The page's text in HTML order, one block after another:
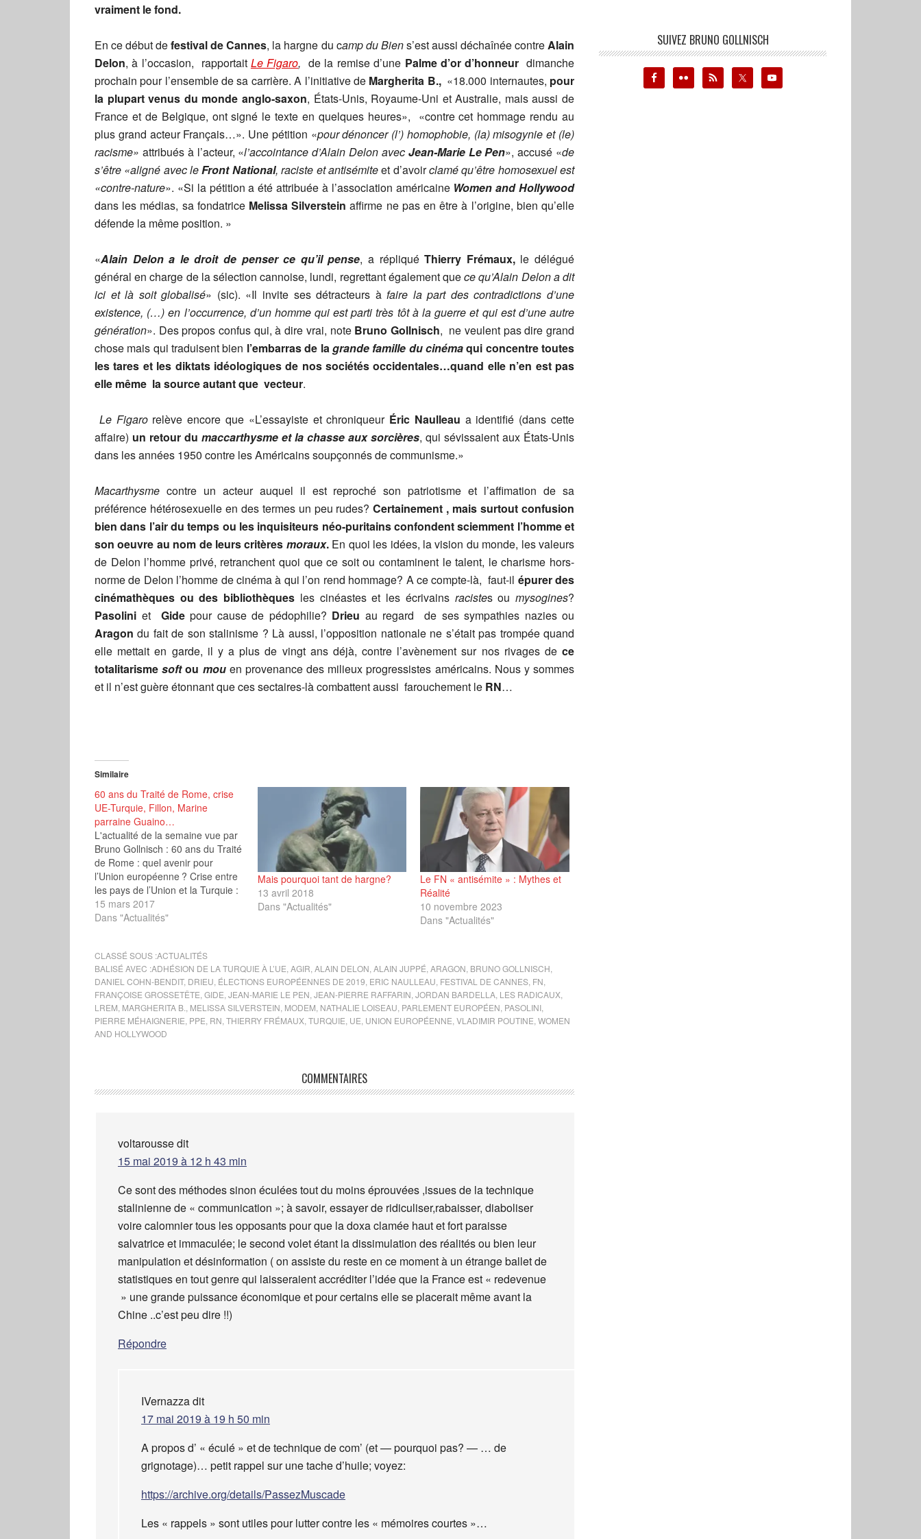
vraiment le fond.
En ce début defestival de Cannes, la hargne du camp du Biens’est aussi déchaînée contreAlain
Delon, à l’occasion, rapportait Le Figaro, de la remise d’une Palme d’or d’honneur dimanche
prochain pour l’ensemble de sa carrière. A l’initiative de Margherita B., «18.000 internautes, pour
la plupart venus du monde anglo-saxon, États-Unis, Royaume-Uni et Australie, mais aussi de
France et de Belgique, ont signé le texte en quelques heures», «contre cet hommage rendu au
plus grand acteur Français…». Une pétition «pour dénoncer (l’) homophobie, (la) misogynie et (le)
racisme» attribués à l’acteur, «l’accointance d’Alain Delon avec Jean-Marie Le Pen», accusé «de
s’être «aligné avec leFront National, raciste et antisémiteet d’avoirclamé qu’être homosexuel est
«contre-nature». «Si la pétition a été attribuée à l’association américaine Women and Hollywood
dans les médias, sa fondatrice Melissa Silverstein affirme ne pas en être à l’origine, bien qu’elle
défende la même position. »
«Alain Delon a le droit de penser ce qu’il pense, a répliquéThierry Frémaux,le délégué
général en charge de la sélection cannoise, lundi, regrettant également quece qu’Alain Delon a dit
ici et là soit globalisé» (sic). «Il invite ses détracteurs àfaire la part des contradictions d’une
existence, (…) en l’occurrence, d’un homme qui est parti très tôt à la guerre et qui est d’une autre
génération». Des propos confus qui, à dire vrai, note Bruno Gollnisch, ne veulent pas dire grand
chose mais qui traduisent bien l’embarras de lagrande famille du cinémaqui concentre toutes
les tares et les diktats idéologiques de nos sociétés occidentales…quand elle n’en est pas
elle même la source autant que vecteur.
Le Figarorelève encore que «L’essayiste et chroniqueur Éric Naulleau a identifié (dans cette
affaire) un retour du maccarthysme et la chasse aux sorcières, qui sévissaient aux États-Unis
dans les années 1950 contre les Américains soupçonnés de communisme.»
Macarthysme contre un acteur auquel il est reproché son patriotisme et l’affimation de sa
préférence hétérosexuelle en des termes un peu rudes?Certainement , mais surtout confusion
bien dans l’air du temps ou les inquisiteurs néo-puritains confondent sciemment l’homme et
son oeuvre au nom de leurs critères moraux.En quoi les idées, la vision du monde, les valeurs
de Delon l’homme privé, retranchent quoi que ce soit ou contaminent le talent, le charisme hors-
norme de Delon l’homme de cinéma à qui l’on rend hommage? A ce compte-là, faut-il épurer des
cinémathèques ou des bibliothèques les cinéastes et les écrivains racistes oumysogines?
Pasolini et Gidepour cause de pédophilie? Drieu au regard de ses sympathies nazies ou
Aragon du fait de son stalinisme ? Là aussi, l’opposition nationale ne s’était pas trompée quand
elle mettait en garde, il y a plus de vingt ans déjà, contre l’avènement sur nos rivages de ce
totalitarismesoftou mouen provenance des milieux progressistes américains. Nous y sommes
et il n’est guère étonnant que ces sectaires-là combattent aussi farouchement le RN…
Similaire
60 ans du Traité de Rome, crise
UE-Turquie, Fillon, Marine
parraine Guaino…
L'actualité de la semaine vue par
Bruno Gollnisch : 60 ans du Traité
de Rome : quel avenir pour
l’Union européenne ? Crise entre
les pays de l’Union et la Turquie :
la surenchère ? Un ambassadeur
français annonce qu’il refusera de
enquêtent sur le…
15 mars 2017
Dans "Actualités"
Mais pourquoi tant de hargne?
13 avril 2018
Dans "Actualités"
Le FN « antisémite » : Mythes et
Réalité
10 novembre 2023
Dans "Actualités"
CLASSÉ SOUS :ACTUALITÉS
BALISÉ AVEC :ADHÉSION DE LA TURQUIE À L’UE AGIR ALAIN DELON ALAIN JUPPÉ ARAGON BRUNO GOLLNISCH
DANIEL COHN-BENDIT, DRIEU ÉLECTIONS EUROPÉENNES DE 2019 ERIC NAULLEAU FESTIVAL DE CANNES FN
FRANÇOISE GROSSETÊTE GIDE JEAN-MARIE LE PEN JEAN-PIERRE RAFFARIN JORDAN BARDELLA LES RADICAUX
LREM MARGHERITA B. MELISSA SILVERSTEIN MODEM NATHALIE LOISEAU PARLEMENT EUROPÉEN PASOLINI
PIERRE MÉHAIGNERIE PPE RN THIERRY FRÉMAUX TURQUIE UE UNION EUROPÉENNE VLADIMIR POUTINE WOMEN
AND HOLLYWOOD
COMMENTAIRES
voltaroussedit
15 mai 2019 à 12 h 43 min
Ce sont des méthodes sinon éculées tout du moins éprouvées ,issues de la technique
stalinienne de « communication »; à savoir, essayer de ridiculiser,rabaisser, diaboliser
voire calomnier tous les opposants pour que la doxa clamée haut et fort paraisse
salvatrice et immaculée; le second volet étant la dissimulation des réalités ou bien leur
manipulation et désinformation ( on assiste du reste en ce moment à un étrange ballet de
statistiques en tout genre qui laisseraient accréditer l’idée que la France est « redevenue
» une grande puissance économique et pour certains elle se placerait même avant la
Chine ..c’est peu dire !!)
Répondre
IVernazzadit
17 mai 2019 à 19 h 50 min
A propos d’ « éculé » et de technique de com’ (et — pourquoi pas? — … de
grignotage)… petit rappel sur une tache d’huile; voyez:
https://archive.org/details/PassezMuscade
Les « rappels » sont utiles pour lutter contre les « mémoires courtes »…
SUIVEZ BRUNO GOLLNISCH